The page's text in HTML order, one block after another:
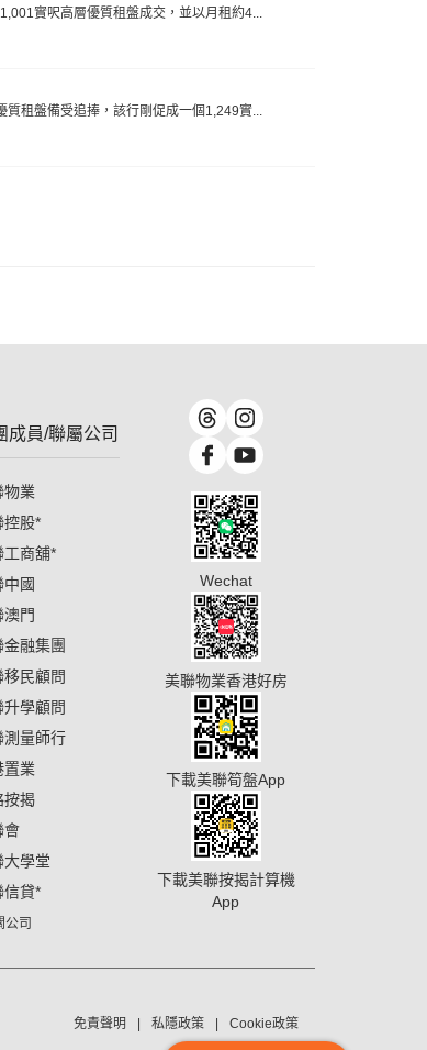
實呎高層優質租盤成交，並以月租約4...
租盤備受追捧，該行剛促成一個1,249實...
成員/聯屬公司
物業
控股*
工商舖*
中國
澳門
金融集團
移民顧問
升學顧問
測量師行
置業
按揭
會
大學堂
信貸*
公司
Wechat
美聯物業香港好房
下載美聯筍盤App
下載美聯按揭計算機
App
免責聲明 私隱政策 Cookie政策